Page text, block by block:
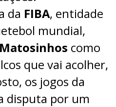
da FIBA, entidade
mundial,
Matosinhos como
que vai acolher,
os jogos da
disputa por um